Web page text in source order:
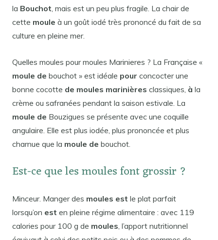
la Bouchot , mais est un peu plus fragile. La chair de
cette moule à un goût iodé très prononcé du fait de sa
culture en pleine mer.
Quelles moules pour moules Marinieres ? La Française «
moule de bouchot » est idéale pour concocter une
bonne cocotte de moules marinières classiques, à la
crème ou safranées pendant la saison estivale. La
moule de Bouzigues se présente avec une coquille
angulaire. Elle est plus iodée, plus prononcée et plus
charnue que la moule de bouchot.
Est-ce que les moules font grossir ?
Minceur. Manger des moules est le plat parfait
lorsqu’on est en pleine régime alimentaire : avec 119
calories pour 100 g de moules, l’apport nutritionnel